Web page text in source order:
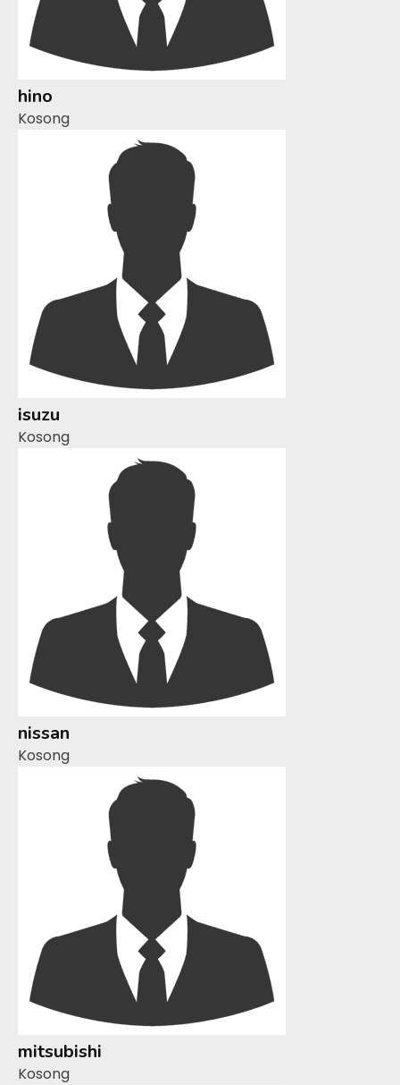
hino
Kosong
isuzu
Kosong
nissan
Kosong
mitsubishi
Kosong